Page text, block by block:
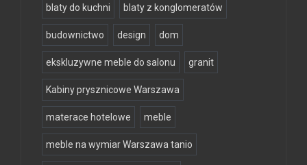
blaty do kuchni blaty z konglomeratów
budownictwo design dom
ekskluzywne meble do salonu granit
Kabiny prysznicowe Warszawa
materace hotelowe meble
meble na wymiar Warszawa tanio